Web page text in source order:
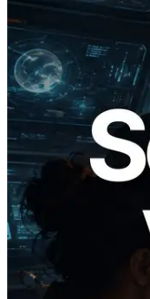
2026.05.24
Validators
Analyzer —
production de
validateurs